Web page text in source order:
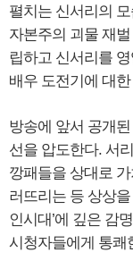
펼치는 신서리의
자본주의 괴물 재벌
립하고 신서리를
배우 도전기에 대
방송에 앞서 공개
선을 압도한다. 서
깡패들을 상대로
러뜨리는 등 상상
인시대’에 깊은 감
시청자들에게 통쾌